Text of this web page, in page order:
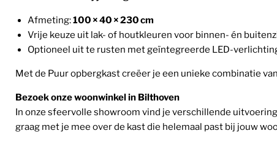
Afmeting:100 × 40 × 230 cm
Vrije keuze uit lak- of houtkleuren voor binnen- én
Optioneel uit te rusten met geïntegreerde LED-
Met de Puur opbergkast creëer je een unieke combinatie
Bezoek onze woonwinkel in Bilthoven
In onze sfeervolle showroom vind je verschillende
graag met je mee over de kast die helemaal past bij jouw